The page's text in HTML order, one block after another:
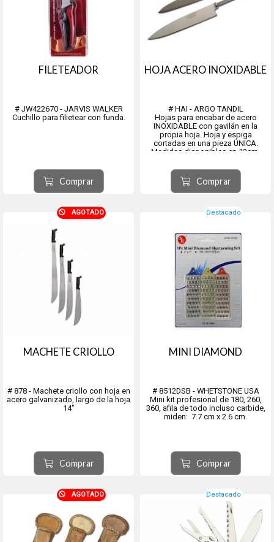
FILETEADOR
# JW422670 - JARVIS WALKER
Cuchillo para filietear con funda.
Comprar
HOJA ACERO INOXIDABLE
# HAI - ARGO TANDIL
Hojas para encabar de acero
INOXIDABLE con gavilán en la
propia hoja. Hoja y espiga
cortadas en una pieza ÚNICA.
Medidas disponibles en 12cm,
Ancho del lomo de la hoja contra
la espiga: 12, 14, 16cm / 3mm
Comprar
AGOTADO
MACHETE CRIOLLO
# 878 - Machete criollo con hoja en
acero galvanizado, largo de la hoja
14"
Comprar
Destacado
MINI DIAMOND
# 8512DSB - WHETSTONE USA
Mini kit profesional de 180, 260,
360, afila de todo incluso carbide,
miden: 7.7 cm x 2.6 cm.
Comprar
AGOTADO Destacado